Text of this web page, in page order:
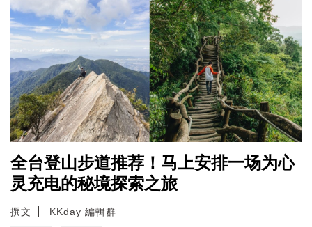
全台登山步道推荐！马上安排一场为心
灵充电的秘境探索之旅
撰文 KKday 編輯群